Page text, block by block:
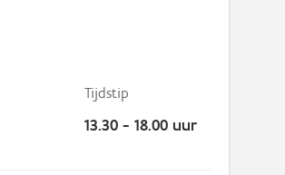
Tijdstip
13.30 - 18.00 uur